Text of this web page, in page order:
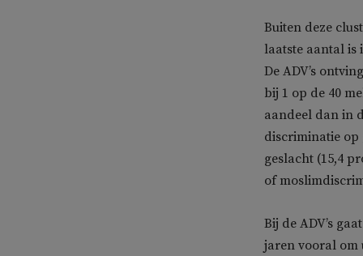
Buiten deze
laatste aantal is
De ADV’s
bij 1 op de 40
aandeel dan in
discriminatie
geslacht (15,4
of
Bij de ADV’s
jaren vooral om